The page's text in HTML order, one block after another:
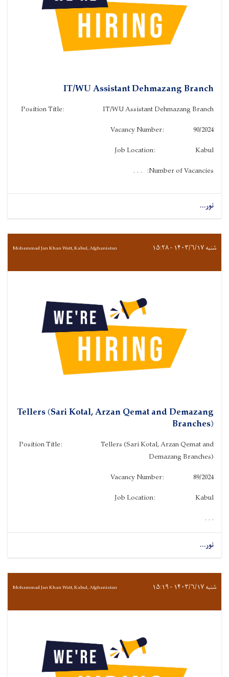
IT/WU Assistant Dehmazang Branch
Position Title: IT/WU Assistant Dehmazang Branch
Vacancy Number: 90/2024
Job Location: Kabul
Number of Vacancies: . . .
نور...
شنبه ۱۴۰۳/۶/۱۷ - ۱۵:۲۸ Mohammad Jan Khan Watt, Kabul, Afghanistan
Tellers (Sari Kotal, Arzan Qemat and Demazang
Branches)
Position Title: Tellers (Sari Kotal, Arzan Qemat and
Demazang Branches)
Vacancy Number: 89/2024
Job Location: Kabul
. . .
نور...
شنبه ۱۴۰۳/۶/۱۷ - ۱۵:۱۹ Mohammad Jan Khan Watt, Kabul, Afghanistan